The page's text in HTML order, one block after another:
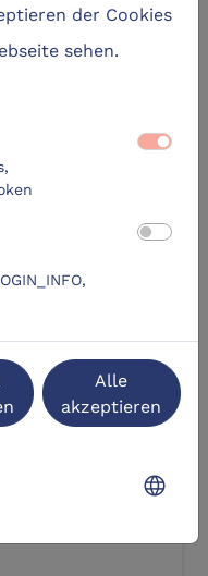
der Cookies
sehen.
Alle
akzeptieren
language
Tag.
in digitalen